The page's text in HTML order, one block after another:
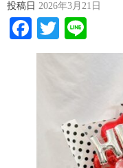
投稿日 2026年3月21日
Facebook
Twitter